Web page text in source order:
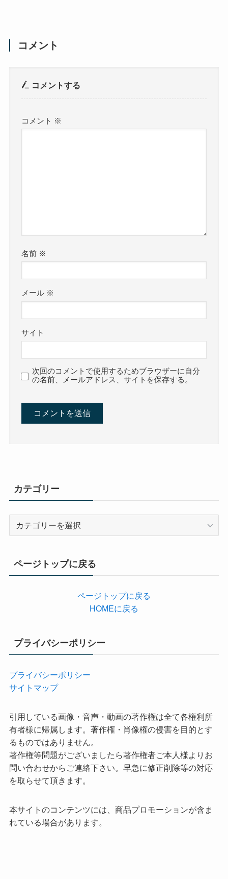
コメント
コメントする
コメント ※
名前 ※
メール ※
サイト
次回のコメントで使用するためブラウザーに自分
の名前、メールアドレス、サイトを保存する。
カテゴリー
ページトップに戻る
ページトップに戻る
HOMEに戻る
プライバシーポリシー
プライバシーポリシー
サイトマップ
引用している画像・音声・動画の著作権は全て各権利所
有者様に帰属します。著作権・肖像権の侵害を目的とす
るものではありません。
著作権等問題がございましたら著作権者ご本人様よりお
問い合わせからご連絡下さい。早急に修正削除等の対応
を取らせて頂きます。
本サイトのコンテンツには、商品プロモーションが含ま
れている場合があります。